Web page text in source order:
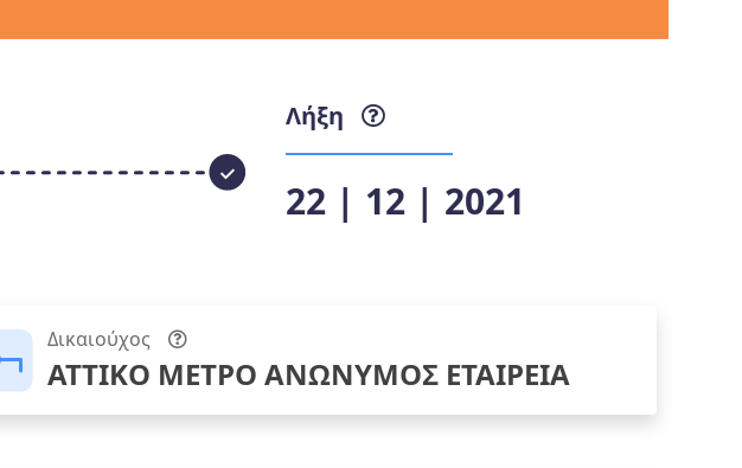
Λήξη
22 | 12 | 2021
Δικαιούχος
ΑΤΤΙΚΟ ΜΕΤΡΟ ΑΝΩΝΥΜΟΣ ΕΤΑΙΡΕΙΑ